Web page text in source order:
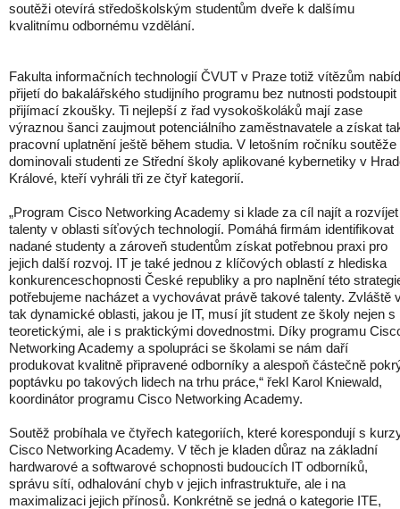
soutěži otevírá středoškolským studentům dveře k dalšímu
kvalitnímu odbornému vzdělání.
Fakulta informačních technologií ČVUT v Praze totiž vítězům
přijetí do bakalářského studijního programu bez nutnosti podstoupit
přijímací zkoušky. Ti nejlepší z řad vysokoškoláků mají zase
výraznou šanci zaujmout potenciálního zaměstnavatele a získat
pracovní uplatnění ještě během studia. V letošním ročníku soutěže
dominovali studenti ze Střední školy aplikované kybernetiky v
Králové, kteří vyhráli tři ze čtyř kategorií.
„Program Cisco Networking Academy si klade za cíl najít a rozvíjet
talenty v oblasti síťových technologií. Pomáhá firmám identifikovat
nadané studenty a zároveň studentům získat potřebnou praxi pro
jejich další rozvoj. IT je také jednou z klíčových oblastí z hlediska
konkurenceschopnosti České republiky a pro naplnění této
potřebujeme nacházet a vychovávat právě takové talenty. Zvláště
tak dynamické oblasti, jakou je IT, musí jít student ze školy nejen s
teoretickými, ale i s praktickými dovednostmi. Díky programu
Networking Academy a spolupráci se školami se nám daří
produkovat kvalitně připravené odborníky a alespoň částečně
poptávku po takových lidech na trhu práce,“ řekl Karol Kniewald,
koordinátor programu Cisco Networking Academy.
Soutěž probíhala ve čtyřech kategoriích, které korespondují s
Cisco Networking Academy. V těch je kladen důraz na základní
hardwarové a softwarové schopnosti budoucích IT odborníků,
správu sítí, odhalování chyb v jejich infrastruktuře, ale i na
maximalizaci jejich přínosů. Konkrétně se jedná o kategorie ITE,